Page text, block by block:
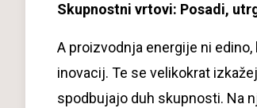
Skupnostni vrtovi: Posadi,
A proizvodnja energije ni
inovacij. Te se velikokrat
spodbujajo duh skupnosti. Na